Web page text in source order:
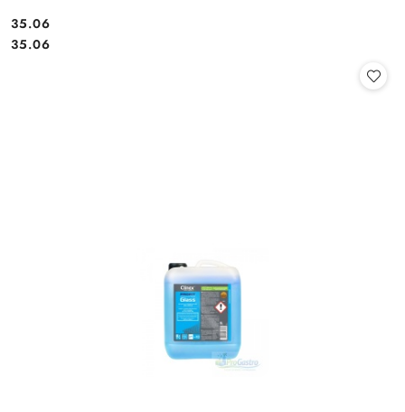
Cena:
35.06
Cena:
35.06